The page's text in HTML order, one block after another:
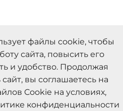
Designs 551 Inductor EQ
файлы cookie, чтобы
сайта, повысить его
и удобство. Продолжая
вы соглашаетесь на
Cookie на условиях,
конфиденциальности